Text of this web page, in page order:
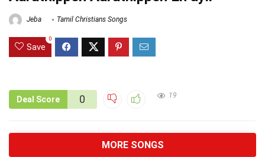
Jeba Tamil Christians Songs
Save
0
Deal Score 0 19
MORE SONGS